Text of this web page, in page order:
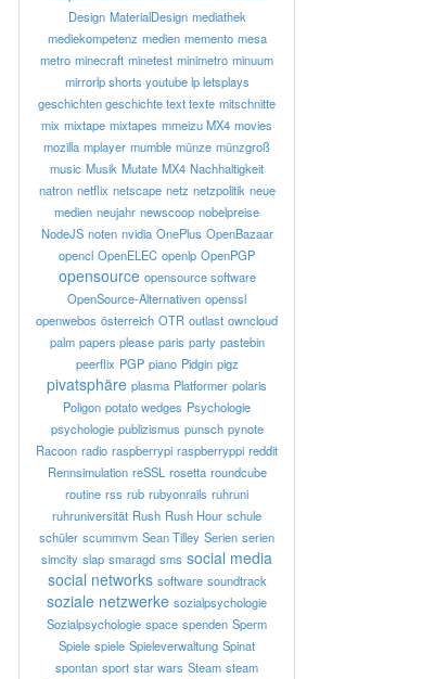
Design MaterialDesign mediathek
mediekompetenz medien memento mesa
metro minecraft minetest minimetro minuum
mirrorlp shorts youtube lp letsplays
geschichten geschichte text texte mitschnitte
mix mixtape mixtapes mmeizu MX4 movies
mozilla mplayer mumble münze münzgroß
music Musik Mutate MX4 Nachhaltigkeit
natron netflix netscape netz netzpolitik neue
medien neujahr newscoop nobelpreise
NodeJS noten nvidia OnePlus OpenBazaar
opencl OpenELEC openlp OpenPGP
opensource opensource software
OpenSource-Alternativen openssl
openwebos österreich OTR outlast owncloud
palm papers please paris party pastebin
peerflix PGP piano Pidgin pigz
pivatsphäre plasma Platformer polaris
Poligon potato wedges Psychologie
psychologie publizismus punsch pynote
Racoon radio raspberrypi raspberryppi reddit
Rennsimulation reSSL rosetta roundcube
routine rss rub rubyonrails ruhruni
ruhruniversität Rush Rush Hour schule
schüler scummvm Sean Tilley Serien serien
simcity slap smaragd sms social media
social networks software soundtrack
soziale netzwerke sozialpsychologie
Sozialpsychologie space spenden Sperm
Spiele spiele Spieleverwaltung Spinat
spontan sport star wars Steam steam